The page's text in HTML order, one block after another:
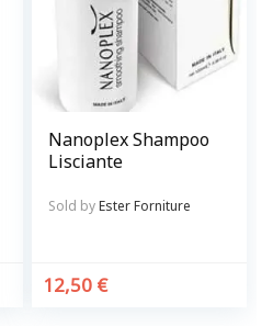
Nanoplex Shampoo
Lisciante
Sold byEster Forniture
12,50 €